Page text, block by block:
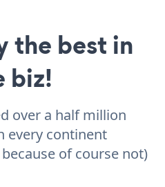
the best in
biz!
over a half million
every continent
of course not)